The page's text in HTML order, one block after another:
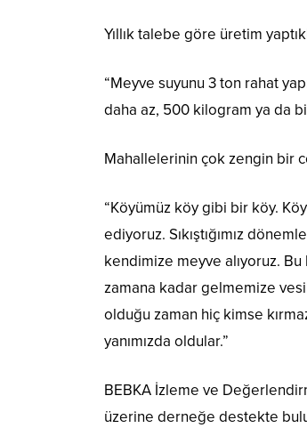
Yıllık talebe göre üretim
“Meyve suyunu 3 ton rahat
daha az, 500 kilogram ya da bir
Mahallelerinin çok zengin bir
“Köyümüz köy gibi bir köy.
ediyoruz. Sıkıştığımız
kendimize meyve alıyoruz. Bu
zamana kadar gelmemize
olduğu zaman hiç kimse
yanımızda oldular.”
BEBKA İzleme ve
üzerine derneğe destekte